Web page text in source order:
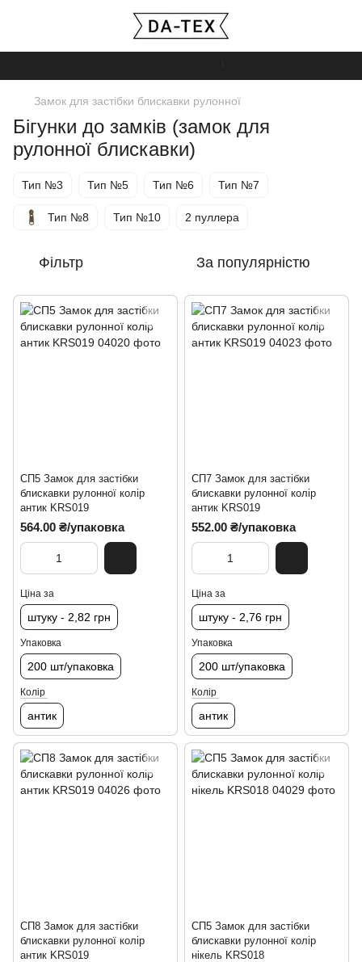
Замок для застібки блискавки рулонної
Бігунки до замків (замок для
рулонної блискавки)
Тип №3 Тип №5 Тип №6 Тип №7
Тип №8 Тип №10 2 пуллера
Фільтр За популярністю
СП5 Замок для застібки
блискавки рулонної колір
антик KRS019
564.00 ₴/упаковка
Ціна за
штуку - 2,82 грн
Упаковка
200 шт/упаковка
Колір
антик
СП7 Замок для застібки
блискавки рулонної колір
антик KRS019
552.00 ₴/упаковка
Ціна за
штуку - 2,76 грн
Упаковка
200 шт/упаковка
Колір
антик
СП8 Замок для застібки
блискавки рулонної колір
антик KRS019
СП5 Замок для застібки
блискавки рулонної колір
нікель KRS018